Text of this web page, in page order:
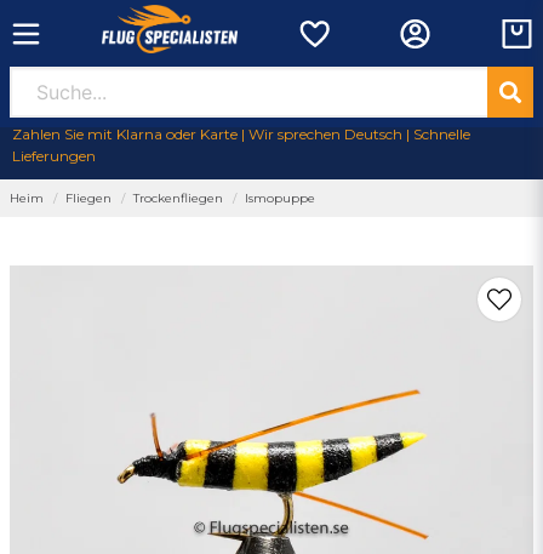
Zahlen Sie mit Klarna oder Karte | Wir sprechen Deutsch | Schnelle
Lieferungen
Heim Fliegen Trockenfliegen Ismopuppe